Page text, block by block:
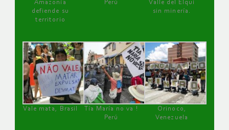
Amazonía
defiende su
territorio
Perú
Valle del Elqui
sin minería.
Vale mata, Brasil
Tía María no va !
Perú
Orinoco,
Venezuela